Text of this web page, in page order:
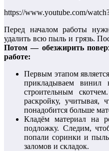
https://www.youtube.com/
Перед началом работы
удалить всю пыль и грязь.
Потом — обезжирить
работе:
Первым этапом
прикладываем винил
строительным
раскройку, учитывая,
понадобится больше
Кладём материал на
подложку. Следим,
попали соринки и
заломов и складок.